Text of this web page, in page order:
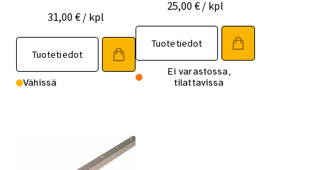
31,00 € / kpl
Tuotetiedot
Vähissä
25,00€ / kpl
Tuotetiedot
Ei varastossa,
tilattavissa